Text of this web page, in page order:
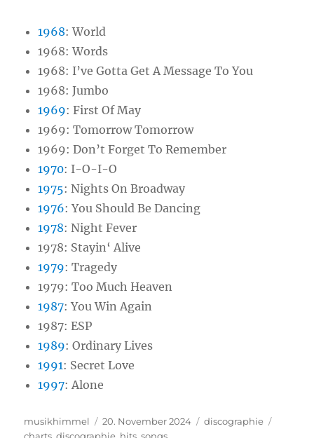
1968: World
1968: Words
1968: I’ve Gotta Get A Message To You
1968: Jumbo
1969: First Of May
1969: Tomorrow Tomorrow
1969: Don’t Forget To Remember
1970: I-O-I-O
1975: Nights On Broadway
1976: You Should Be Dancing
1978: Night Fever
1978: Stayin‘ Alive
1979: Tragedy
1979: Too Much Heaven
1987: You Win Again
1987: ESP
1989: Ordinary Lives
1991: Secret Love
1997: Alone
Autor
musikhimmel
Veröffentlicht
20. November 2024 Kategorien
discographie